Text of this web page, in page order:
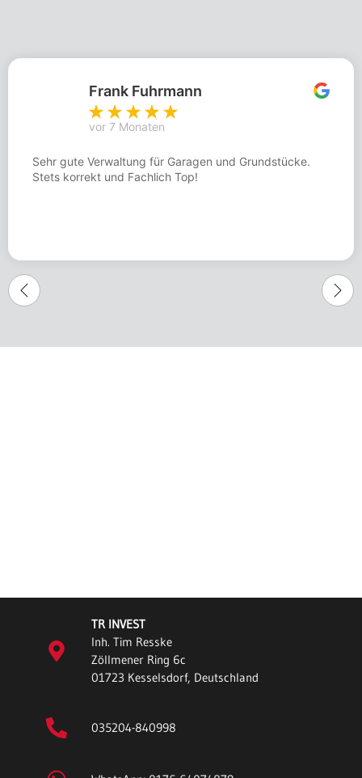
Frank Fuhrmann
vor 7 Monaten
Sehr gute Verwaltung für Garagen und Grundstücke.
Stets korrekt und Fachlich Top!
TR INVEST
Inh. Tim Resske
Zöllmener Ring 6c
01723 Kesselsdorf, Deutschland
035204-840998